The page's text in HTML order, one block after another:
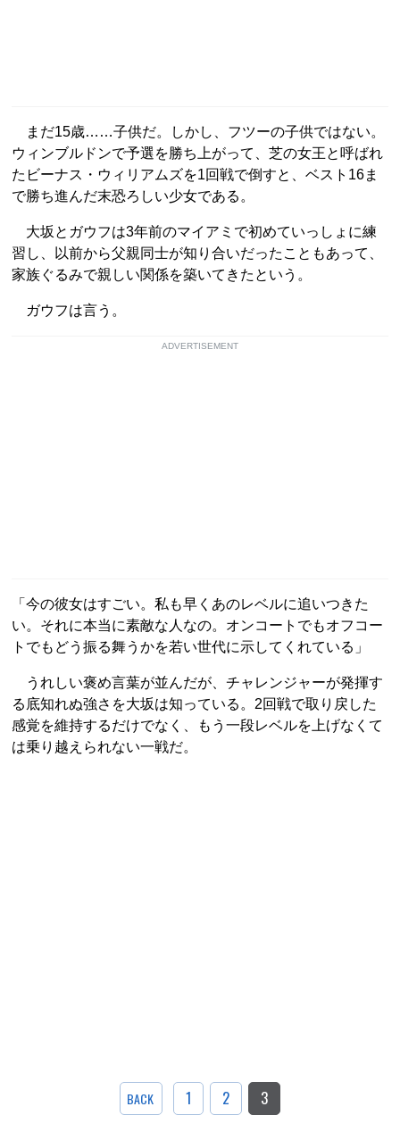
まだ15歳……子供だ。しかし、フツーの子供ではない。
ウィンブルドンで予選を勝ち上がって、芝の女王と呼ばれ
たビーナス・ウィリアムズを1回戦で倒すと、ベスト16ま
で勝ち進んだ末恐ろしい少女である。
大坂とガウフは3年前のマイアミで初めていっしょに練
習し、以前から父親同士が知り合いだったこともあって、
家族ぐるみで親しい関係を築いてきたという。
ガウフは言う。
ADVERTISEMENT
「今の彼女はすごい。私も早くあのレベルに追いつきた
い。それに本当に素敵な人なの。オンコートでもオフコー
トでもどう振る舞うかを若い世代に示してくれている」
うれしい褒め言葉が並んだが、チャレンジャーが発揮す
る底知れぬ強さを大坂は知っている。2回戦で取り戻した
感覚を維持するだけでなく、もう一段レベルを上げなくて
は乗り越えられない一戦だ。
BACK 1 2 3